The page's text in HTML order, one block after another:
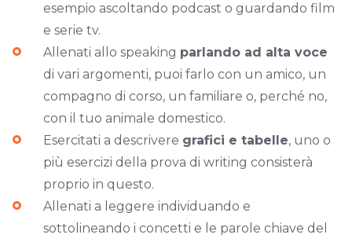
esempio ascoltando podcast o guardando film
e serie tv.
Allenati allo speaking parlando ad alta voce
di vari argomenti, puoi farlo con un amico, un
compagno di corso, un familiare o, perché no,
con il tuo animale domestico.
Esercitati a descrivere grafici e tabelle, uno o
più esercizi della prova di writing consisterà
proprio in questo.
Allenati a leggere individuando e
sottolineando i concetti e le parole chiave del